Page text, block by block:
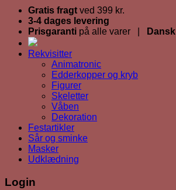
Gratis fragt ved 399 kr.
3-4 dages levering
Prisgaranti på alle varer | Dansk
Rekvisitter
Animatronic
Edderkopper og kryb
Figurer
Skeletter
Våben
Dekoration
Festartikler
Sår og sminke
Masker
Udklædning
Login